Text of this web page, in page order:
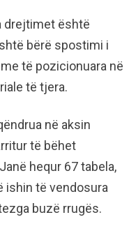
drejtimet është
bërë spostimi i
të pozicionuara në
të tjera.
në aksin
të bëhet
hequr 67 tabela,
ishin të vendosura
buzë rrugës.